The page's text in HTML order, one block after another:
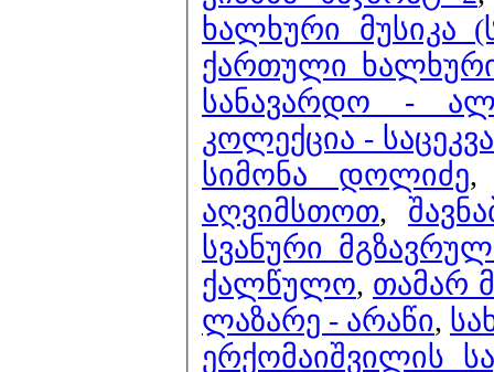
ხალხური მუსიკა
ქართული
სანავარდო -
კოლექცია -
სიმონა დოლიძე
აღვიმსთოთ,
სვანური
ქალწულო,
ლაზარე - არაწი,
ერქომაიშვილის